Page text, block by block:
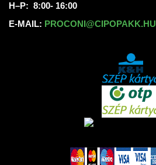
H–P: 8:00- 16:00
E-MAIL: PROCONI@CIPOPAKK.HU